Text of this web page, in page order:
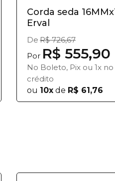
Corda seda
Erval
De R$ 726,67
Por R$ 555,90
No Boleto, Pix ou 1x
crédito
ou 10x de R$ 61,76